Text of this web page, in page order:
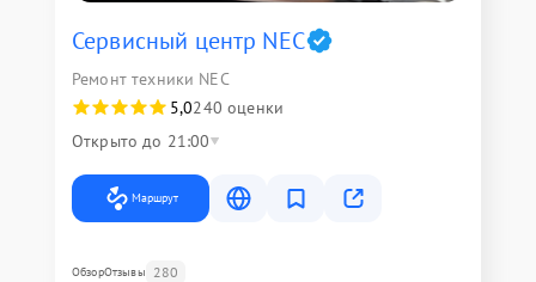
Сервисный центр NEC
Ремонт техники NEC
5,0240 оценки
Открыто до 21:00
Маршрут
ОбзорОтзывы 280